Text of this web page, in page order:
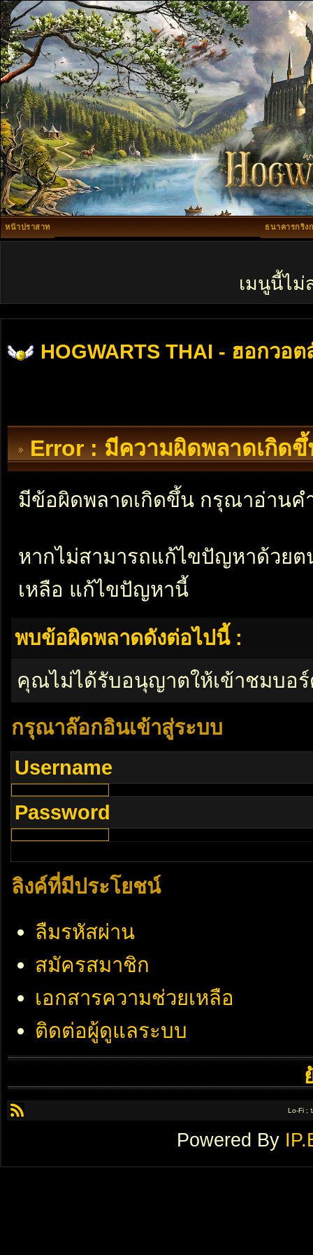
หน้าปราสาท ธนาคารกริง
เมนูนี้ไม่
HOGWARTS THAI - ฮอกวอต
Error : มีความผิดพลาดเกิดขึ้
มีข้อผิดพลาดเกิดขึ้น กรุณาอ่านค
หากไม่สามารถแก้ไขปัญหาด้วย
เหลือ แก้ไขปัญหานี้
พบข้อผิดพลาดดังต่อไปนี้ :
คุณไม่ได้รับอนุญาตให้เข้าชมบอ
กรุณาล๊อกอินเข้าสู่ระบบ
Username
Password
ลิงค์ที่มีประโยชน์
ลืมรหัสผ่าน
สมัครสมาชิก
เอกสารความช่วยเหลือ
ติดต่อผู้ดูแลระบบ
Lo-Fi ;
Powered By